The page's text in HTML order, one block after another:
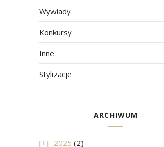
Wywiady
Konkursy
Inne
Stylizacje
ARCHIWUM
2025 (2)